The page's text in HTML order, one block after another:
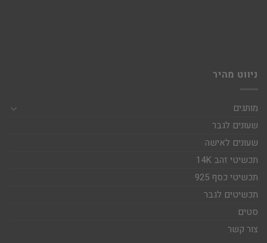
ניווט מהיר
מותגים
שעונים לגבר
שעונים לאישה
תכשיטי זהב 14K
תכשיטי כסף 925
תכשיטים לגבר
סטים
צור קשר